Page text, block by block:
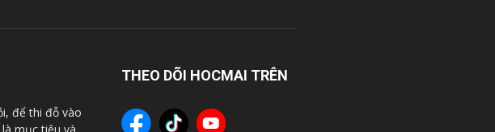
để thi đỗ vào
THEO DÕI HOCMAI TRÊN